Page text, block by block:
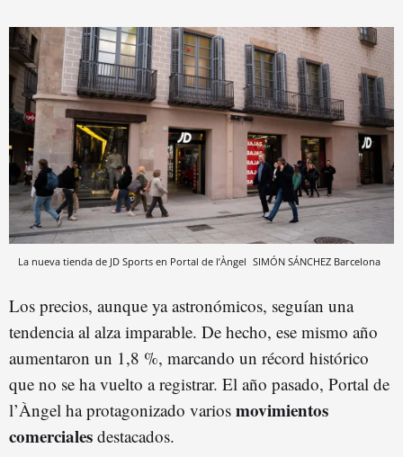
La nueva tienda de JD Sports en Portal de l’Àngel SIMÓN SÁNCHEZ Barcelona
Los precios, aunque ya astronómicos, seguían una
tendencia al alza imparable. De hecho, ese mismo año
aumentaron un 1,8 %, marcando un récord histórico
que no se ha vuelto a registrar. El año pasado, Portal de
l’Àngel ha protagonizado varios movimientos
comerciales destacados.